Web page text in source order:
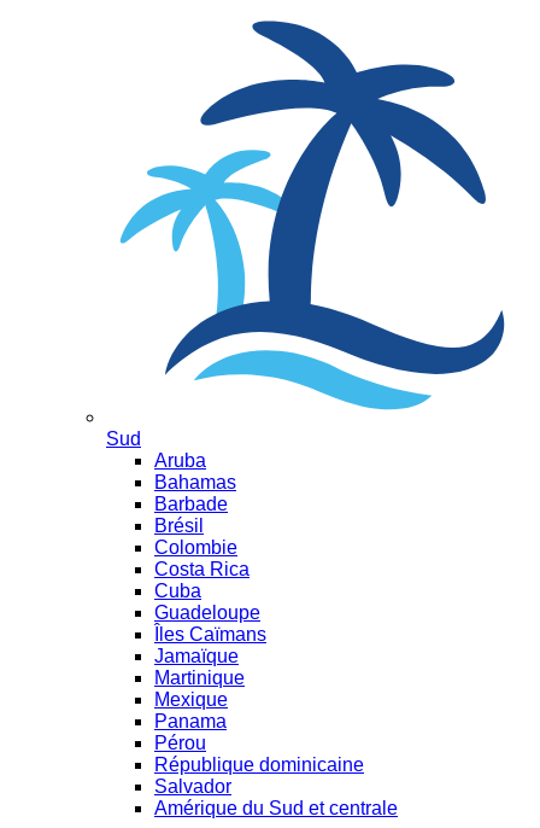
Sud
Aruba
Bahamas
Barbade
Brésil
Colombie
Costa Rica
Cuba
Guadeloupe
Îles Caïmans
Jamaïque
Martinique
Mexique
Panama
Pérou
République dominicaine
Salvador
Amérique du Sud et centrale